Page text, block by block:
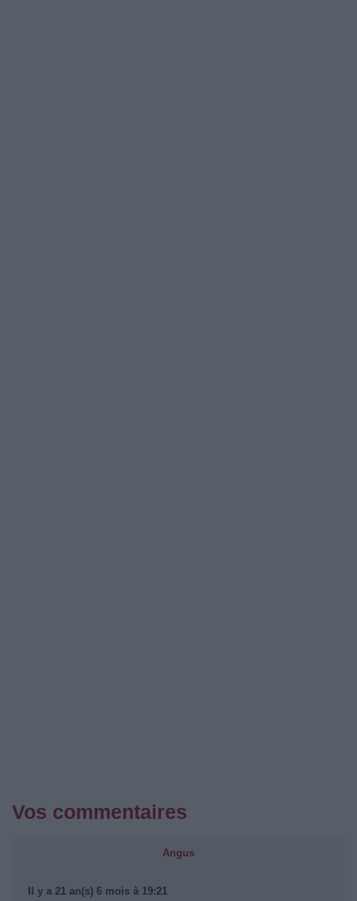
Vos commentaires
Angus
Il y a 21 an(s) 6 mois à 19:21